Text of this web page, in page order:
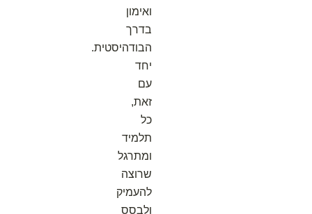
ואימון
בדרך
הבודהיסטית.
יחד
עם
זאת,
כל
תלמיד
ומתרגל
שרוצה
להעמיק
ולבסס